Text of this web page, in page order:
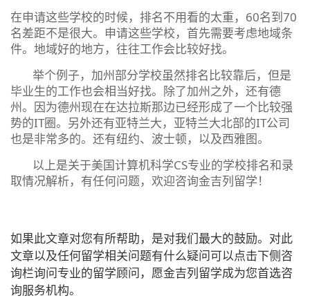
在申请这些学校的时候，排名不用看的太重，60名到70
名差距不是很大。申请这些学校，首先需要考虑地域条
件。地域好的地方，往往工作会比较好找。
举个例子，加州部分学校虽然排名比较靠后，但是
毕业生的工作也会相当好找。除了加州之外，还有德
州。因为德州现在在达拉斯那边已经形成了一个比较强
势的IT圈。另外还有亚特兰大，亚特兰大北部的IT公司
也是非常多的。还有纽约、波士顿，以及西雅图。
以上是关于美国计算机科学CS专业的学校排名和录
取情况解析，有任何问题，欢迎咨询金吉列留学！
如果此文章对您有所帮助，是对我们最大的鼓励。对此
文章以及任何留学相关问题有什么疑问可以点击下侧咨
询栏询问专业的留学顾问，愿金吉列留学成为您首选咨
询服务机构。